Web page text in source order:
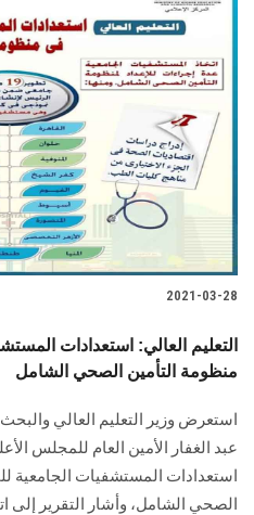
2021-03-28
التعليم العالي: استعدادات
منظومة التأمين الصحي الشامل
استعرض وزير التعليم العالي
عبد الغفار الأمين العام للمجلس
استعدادات المستشفيات الجامعية
الصحي الشامل، وأشار التقرير إلى